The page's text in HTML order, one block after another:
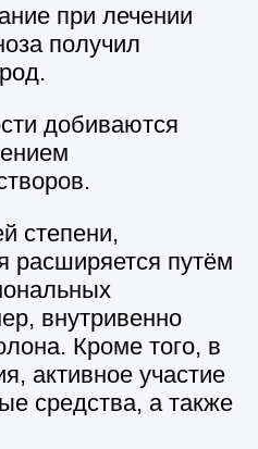
при лечении
получил
добиваются
степени,
расширяется путём
внутривенно
Кроме того, в
активное участие
средства, а также